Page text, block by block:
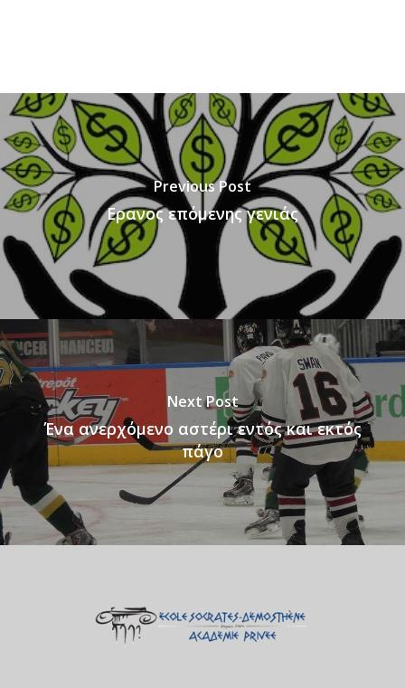
Previous Post
Ερανος επόμενης γενιάς
Next Post
Ένα ανερχόμενο αστέρι εντός και εκτός
πάγο